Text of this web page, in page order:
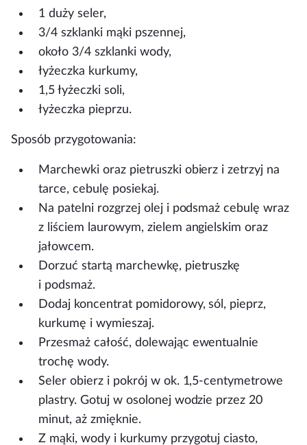
1 duży seler,
3/4 szklanki mąki pszennej,
około 3/4 szklanki wody,
łyżeczka kurkumy,
1,5 łyżeczki soli,
łyżeczka pieprzu.
Sposób przygotowania:
Marchewki oraz pietruszki obierz i zetrzyj na
tarce, cebulę posiekaj.
Na patelni rozgrzej olej i podsmaż cebulę wraz
z liściem laurowym, zielem angielskim oraz
jałowcem.
Dorzuć startą marchewkę, pietruszkę
i podsmaż.
Dodaj koncentrat pomidorowy, sól, pieprz,
kurkumę i wymieszaj.
Przesmaż całość, dolewając ewentualnie
trochę wody.
Seler obierz i pokrój w ok. 1,5-centymetrowe
plastry. Gotuj w osolonej wodzie przez 20
minut, aż zmięknie.
Z mąki, wody i kurkumy przygotuj ciasto,